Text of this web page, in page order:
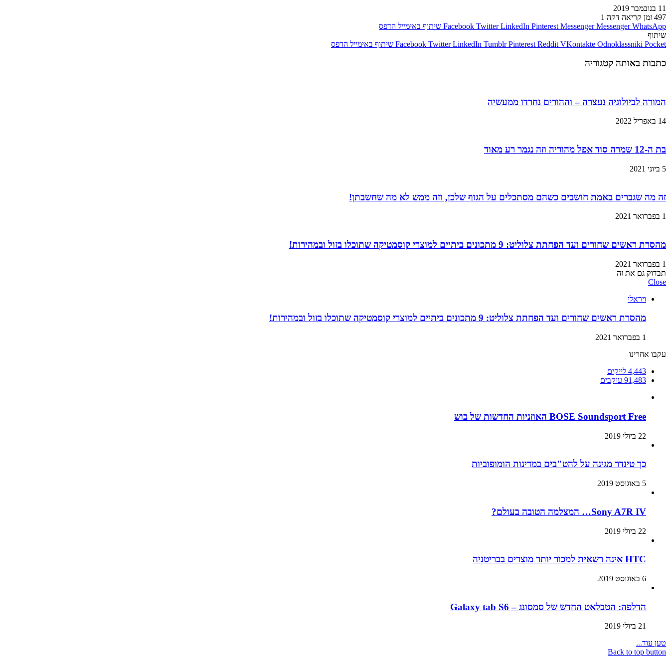
11 בנובמבר 2019
497 זמן קריאה דקה 1
Facebook Twitter LinkedIn Pinterest Messenger Messenger WhatsApp שיתוף באימייל הדפס
שיתוף
Facebook Twitter LinkedIn Tumblr Pinterest Reddit VKontakte Odnoklassniki Pocket שיתוף באימייל הדפס
כתבות באותה קטגוריה
המורה לביולוגיה נעצרה – וההורים נחרדו ממעשיה
14 באפריל 2022
בת ה-12 שמרה סוד אפל מהוריה וזה נגמר רע מאוד
5 ביוני 2021
זה מה שגברים באמת חושבים כשהם מסתכלים על הגוף שלכן, וזה ממש לא מה שחשבתן!
1 בפברואר 2021
מהסרת ראשים שחורים ועד הפחתת צלוליט: 9 מתכונים ביתיים למוצרי קוסמטיקה שתוכלו בזול ובמהירות!
1 בפברואר 2021
תבדוק גם את זה
Close
ויראלי
מהסרת ראשים שחורים ועד הפחתת צלוליט: 9 מתכונים ביתיים למוצרי קוסמטיקה שתוכלו בזול ובמהירות!
1 בפברואר 2021
עקבו אחרינו
4,443 לייקים
91,483 עוקבים
BOSE Soundsport Free האוזניות החדשות של בוש
22 ביולי 2019
כך טינדר מגינה על להט"בים במדינות הומופוביות
5 באוגוסט 2019
Sony A7R IV… המצלמה הטובה בעולם?
22 ביולי 2019
HTC אינה רשאית למכור יותר מוצרים בבריטניה
6 באוגוסט 2019
הדלפה: הטבלאט החדש של סמסונג – Galaxy tab S6
21 ביולי 2019
טען עוד...
Back to top button